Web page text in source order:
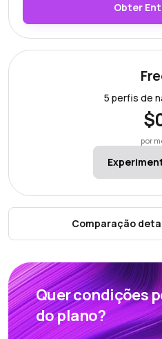
Obter
$
por
5 perfis de
Comparação
Quer condições
do plano?